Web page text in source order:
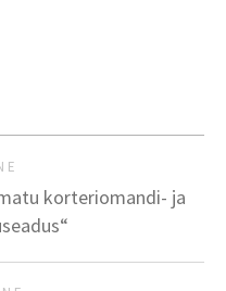
korteriomandi- ja